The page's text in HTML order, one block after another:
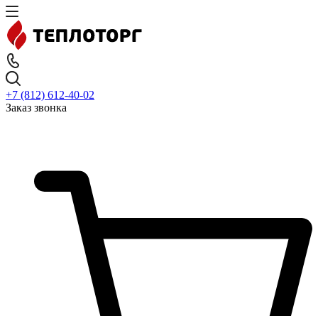
+7 (812) 612-40-02
Заказ звонка